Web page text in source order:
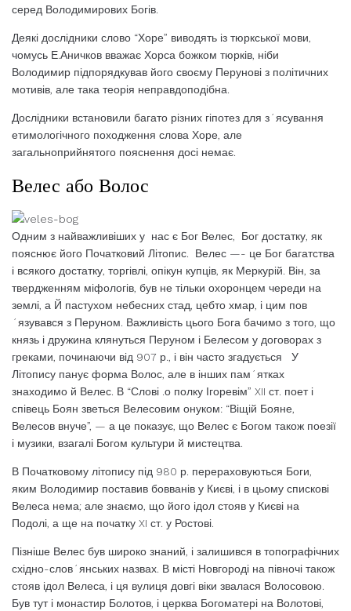
серед Володимирових Богів.
Деякі дослідники слово “Хоре” виводять із тюркської мови,
чомусь Е.Аничков вважає Хорса божком тюрків, ніби
Володимир підпорядкував його своєму Перунові з політичних
мотивів, але така теорія неправдоподібна.
Дослідники встановили багато різних гіпотез для з´ясування
етимологічного походження слова Хоре, але
загальноприйнятого пояснення досі немає.
Велес або Волос
Одним з найважливіших у нас є Бог Велес, Бог достатку, як
пояснює його Початковий Літопис. Велес —- це Бог багатства
і всякого достатку, торгівлі, опікун купців, як Меркурій. Він, за
твердженням міфологів, був не тільки охоронцем череди на
землі, а Й пастухом небесних стад, цебто хмар, і цим пов
´язувався з Перуном. Важливість цього Бога бачимо з того, що
князь і дружина клянуться Перуном і Белесом у договорах з
греками, починаючи від 907 р., і він часто згадується У
Літопису панує форма Волос, але в інших пам´ятках
знаходимо й Велес. В “Слові .о полку Ігоревім” XII ст. поет і
співець Боян зветься Велесовим онуком: “Віщій Бояне,
Велесов внуче”, — а це показує, що Велес є Богом також поезії
і музики, взагалі Богом культури й мистецтва.
В Початковому літопису під 980 р. перераховуються Боги,
яким Володимир поставив бовванів у Києві, і в цьому спискові
Велеса нема; але знаємо, що його ідол стояв у Києві на
Подолі, а ще на початку XI ст. у Ростові.
Пізніше Велес був широко знаний, і залишився в топографічних
східно-слов´янських назвах. В місті Новгороді на півночі також
стояв ідол Велеса, і ця вулиця довгі віки звалася Волосовою.
Був тут і монастир Болотов, і церква Богоматері на Волотові,